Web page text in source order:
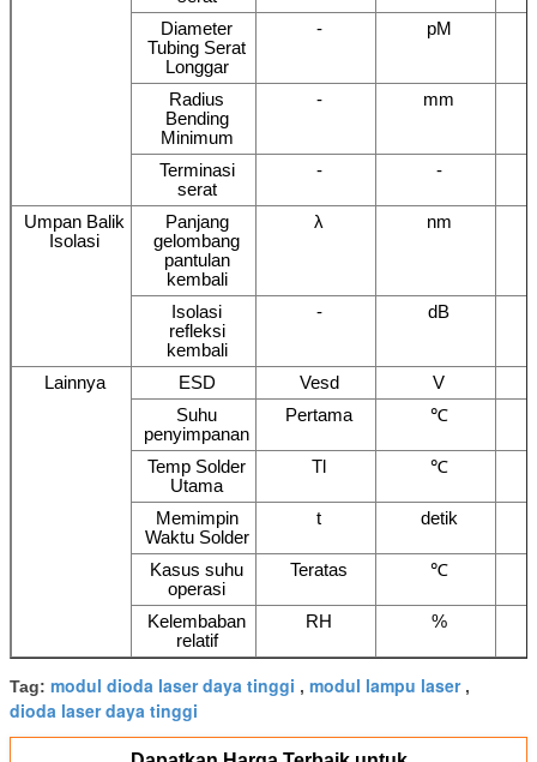
Diameter
Tubing Serat
Longgar
- pM
Radius
Bending
Minimum
- mm
Terminasi
serat
- -
Umpan Balik
Isolasi
Panjang
gelombang
pantulan
kembali
λ nm
Isolasi
refleksi
kembali
- dB
Lainnya ESD Vesd
V
Suhu
penyimpanan
Pertama ℃
Temp Solder
Utama
Tl ℃
Memimpin
Waktu Solder
t detik
Kasus suhu
operasi
Teratas ℃
Kelembaban
relatif
RH %
Tag: modul dioda laser daya tinggi , modul lampu laser,
dioda laser daya tinggi